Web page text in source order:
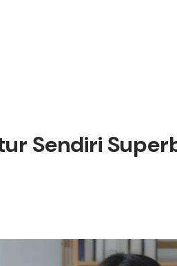
Sendiri